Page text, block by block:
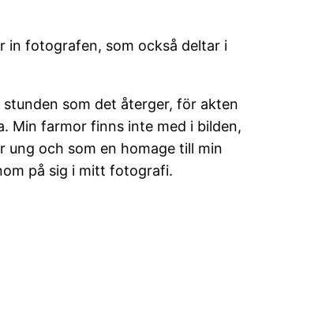
in fotografen, som också deltar i
som det återger, för akten
Min farmor finns inte med i bilden,
och som en homage till min
på sig i mitt fotografi.